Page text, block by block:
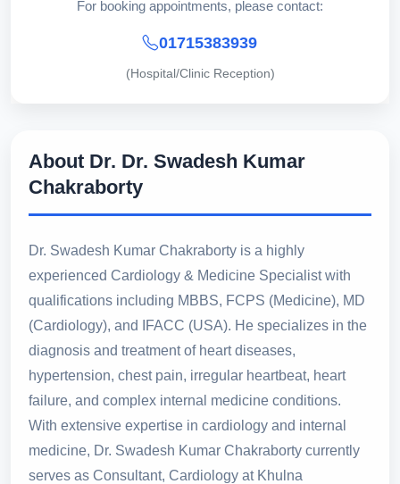
For booking appointments, please contact:
01715383939
(Hospital/Clinic Reception)
About Dr. Dr. Swadesh Kumar
Chakraborty
Dr. Swadesh Kumar Chakraborty is a highly
experienced Cardiology & Medicine Specialist with
qualifications including MBBS, FCPS (Medicine), MD
(Cardiology), and IFACC (USA). He specializes in the
diagnosis and treatment of heart diseases,
hypertension, chest pain, irregular heartbeat, heart
failure, and complex internal medicine conditions.
With extensive expertise in cardiology and internal
medicine, Dr. Swadesh Kumar Chakraborty currently
serves as Consultant, Cardiology at Khulna